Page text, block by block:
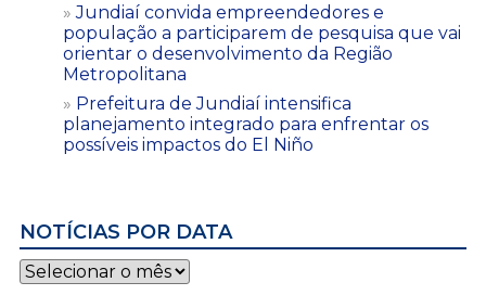
Jundiaí convida empreendedores e
população a participarem de pesquisa que vai
orientar o desenvolvimento da Região
Metropolitana
Prefeitura de Jundiaí intensifica
planejamento integrado para enfrentar os
possíveis impactos do El Niño
NOTÍCIAS POR DATA
Notícias
por